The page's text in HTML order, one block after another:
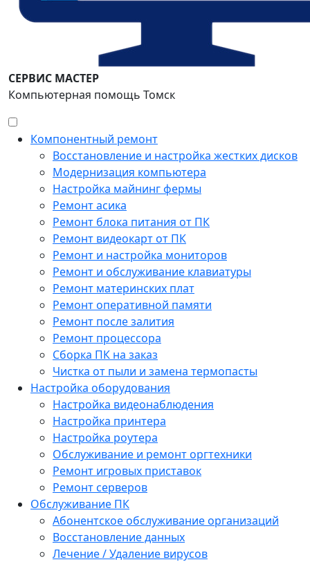
СЕРВИС МАСТЕР
Компьютерная помощь Томск
Компонентный ремонт
Восстановление и настройка жестких дисков
Модернизация компьютера
Настройка майнинг фермы
Ремонт асика
Ремонт блока питания от ПК
Ремонт видеокарт от ПК
Ремонт и настройка мониторов
Ремонт и обслуживание клавиатуры
Ремонт материнских плат
Ремонт оперативной памяти
Ремонт после залития
Ремонт процессора
Сборка ПК на заказ
Чистка от пыли и замена термопасты
Настройка оборудования
Настройка видеонаблюдения
Настройка принтера
Настройка роутера
Обслуживание и ремонт оргтехники
Ремонт игровых приставок
Ремонт серверов
Обслуживание ПК
Абонентское обслуживание организаций
Восстановление данных
Лечение / Удаление вирусов